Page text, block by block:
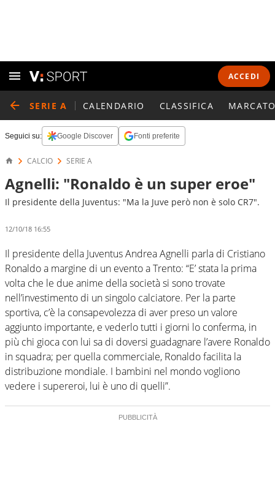
ACCEDI
SERIE A CALENDARIO CLASSIFICA
Seguici su: Google Discover Fonti preferite
CALCIO SERIE A
Agnelli: "Ronaldo è un super eroe"
Il presidente della Juventus: "Ma la Juve però non è solo CR7".
12/10/18 16:55
Il presidente della Juventus Andrea Agnelli parla di Cristiano
Ronaldo a margine di un evento a Trento: “E’ stata la prima
volta che le due anime della società si sono trovate
nell’investimento di un singolo calciatore. Per la parte
sportiva, c’è la consapevolezza di aver preso un valore
aggiunto importante, e vederlo tutti i giorni lo conferma, in
più chi gioca con lui sa di doversi guadagnare l’avere Ronaldo
in squadra; per quella commerciale, Ronaldo facilita la
distribuzione mondiale. I bambini nel mondo vogliono
vedere i supereroi, lui è uno di quelli”.